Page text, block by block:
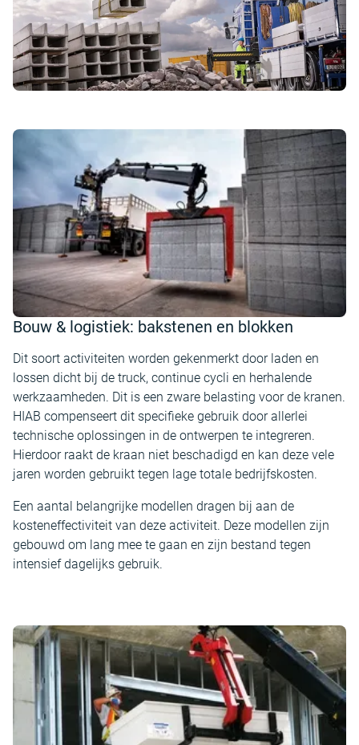
Bouw & logistiek: bakstenen en blokken
Dit soort activiteiten worden gekenmerkt door laden en
lossen dicht bij de truck, continue cycli en herhalende
werkzaamheden. Dit is een zware belasting voor de kranen.
HIAB compenseert dit specifieke gebruik door allerlei
technische oplossingen in de ontwerpen te integreren.
Hierdoor raakt de kraan niet beschadigd en kan deze vele
jaren worden gebruikt tegen lage totale bedrijfskosten.
Een aantal belangrijke modellen dragen bij aan de
kosteneffectiviteit van deze activiteit. Deze modellen zijn
gebouwd om lang mee te gaan en zijn bestand tegen
intensief dagelijks gebruik.